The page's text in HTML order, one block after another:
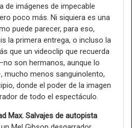
de imágenes de impecable
poco más. Ni siquiera es una
puede parecer, para eso,
la primera entrega, o incluso la
que un videoclip que recuerda
son hermanos, aunque lo
mucho menos sanguinolento,
donde el poder de la imagen
de todo el espectáculo.
Max. Salvajes de autopista